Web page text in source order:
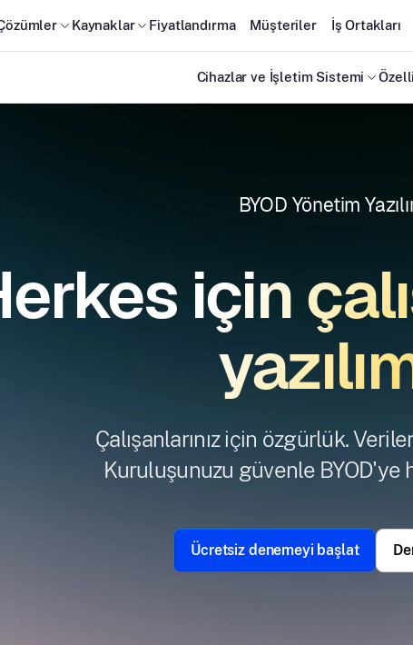
Kaynaklar Fiyatlandırma Müşteriler İş Ortakları
Cihazlar ve İşletim Sistemi
BYOD Yönetim
için
Çalışanlarınız için özgürlük.
Kuruluşunuzu güvenle BYOD'ye
Ücretsiz denemeyi başlat